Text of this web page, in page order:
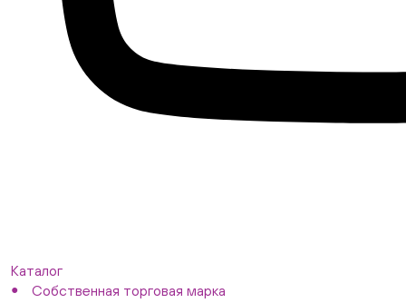
Каталог
Собственная торговая марка